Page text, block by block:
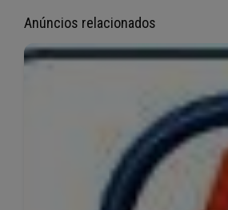
Anúncios relacionados